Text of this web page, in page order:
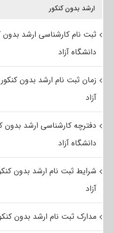
ارشد بدون کنکور
ثبت نام کارشناسی ارشد بدون
دانشگاه آزاد
زمان ثبت نام ارشد بدون
آزاد
دفترچه کارشناسی ارشد بدون
دانشگاه آزاد
شرایط ثبت نام ارشد بدون
آزاد
مدارک ثبت نام ارشد بدون